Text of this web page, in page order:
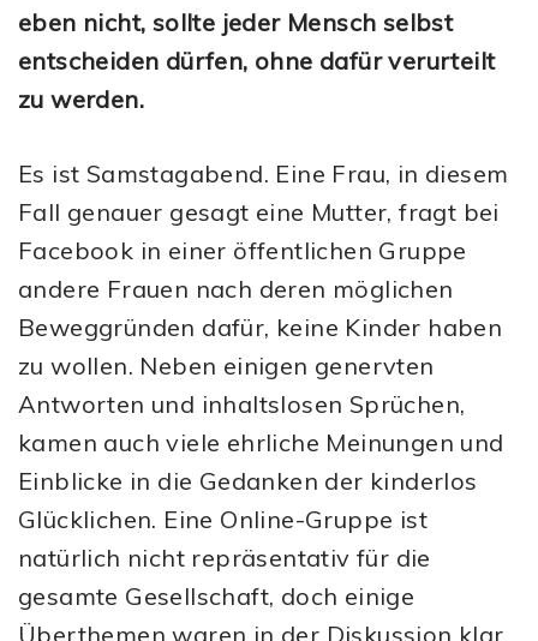
eben nicht, sollte jeder Mensch selbst
entscheiden dürfen, ohne dafür verurteilt
zu werden.
Es ist Samstagabend. Eine Frau, in diesem
Fall genauer gesagt eine Mutter, fragt bei
Facebook in einer öffentlichen Gruppe
andere Frauen nach deren möglichen
Beweggründen dafür, keine Kinder haben
zu wollen. Neben einigen genervten
Antworten und inhaltslosen Sprüchen,
kamen auch viele ehrliche Meinungen und
Einblicke in die Gedanken der kinderlos
Glücklichen. Eine Online-Gruppe ist
natürlich nicht repräsentativ für die
gesamte Gesellschaft, doch einige
Überthemen waren in der Diskussion klar